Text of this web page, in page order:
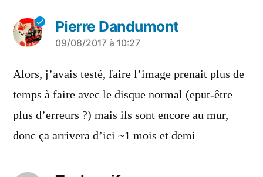
Pierre Dandumont
a
dit :
09/08/2017 à 10:27
Alors, j’avais testé, faire l’image prenait plus de
temps à faire avec le disque normal (eput-être
plus d’erreurs ?) mais ils sont encore au mur,
donc ça arrivera d’ici ~1 mois et demi